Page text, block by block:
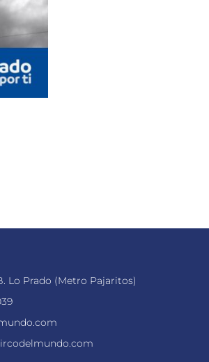
Lo Prado (Metro Pajaritos)